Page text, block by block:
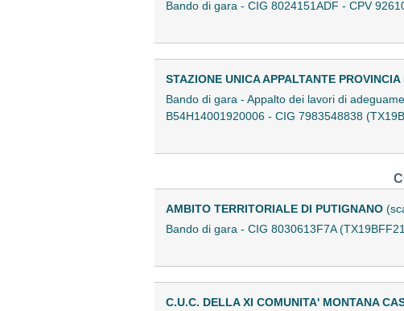
Bando di gara - CIG 8024151ADF - CPV
STAZIONE UNICA APPALTANTE
Bando di gara - Appalto dei lavori di
B54H14001920006 - CIG 7983548838
AMBITO TERRITORIALE DI PUTIGNANO
Bando di gara - CIG 8030613F7A
C.U.C. DELLA XI COMUNITA' MONTANA